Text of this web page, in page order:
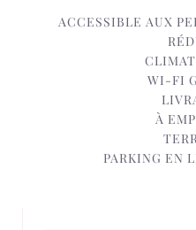
ACCESSIBLE AUX
WI-FI
À
PARKING EN